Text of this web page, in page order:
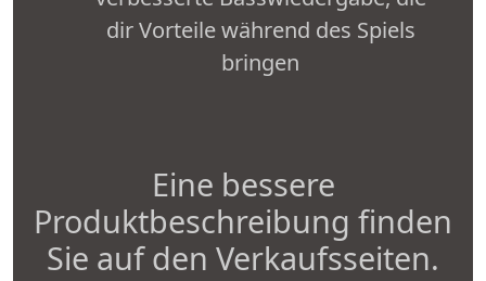
dir Vorteile während des Spiels
bringen
Eine bessere
Produktbeschreibung finden
Sie auf den Verkaufsseiten.